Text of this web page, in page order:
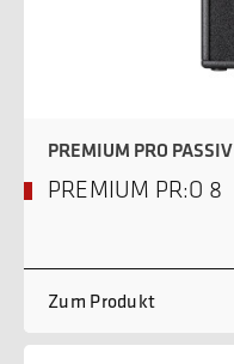
PREMIUM PRO PASSIV
PREMIUM PR:O 8
Zum Produkt